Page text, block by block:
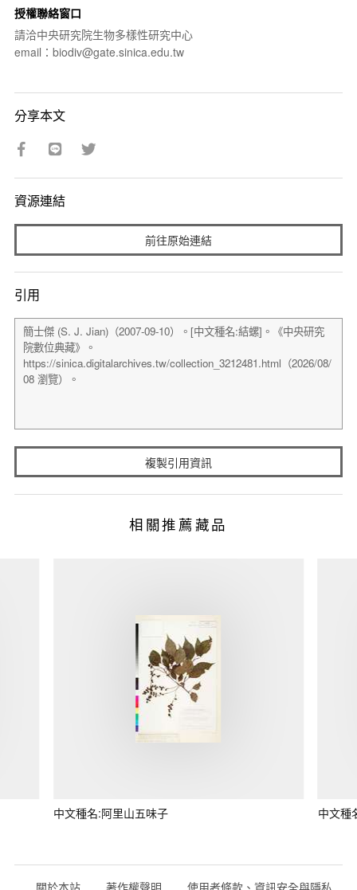
授權聯絡窗口
請洽中央研究院生物多樣性研究中心
email：biodiv@gate.sinica.edu.tw
分享本文
資源連結
前往原始連結
引用
複製引用資訊
相關推薦藏品
中文種名:阿里山五味子 中文種
關於本站 著作權聲明 使用者條款、資訊安全與隱私